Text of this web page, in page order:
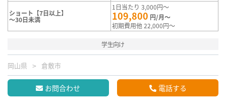
ショート【7日以上】
～30日未満
1日当たり 3,000円～
109,800 円/月～
初期費用他 22,000円～
学生向け
岡山県 倉敷市
お問合わせ 電話する